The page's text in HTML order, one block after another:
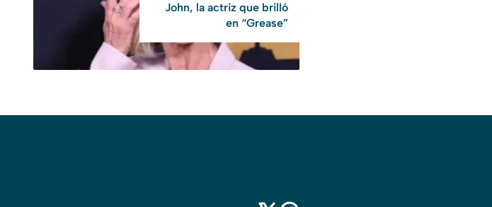
John, la actriz que brilló
en “Grease”